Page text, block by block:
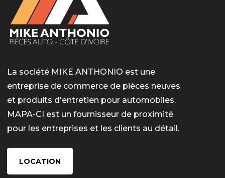
La société MIKE ANTHONIO est une
entreprise de commerce de pièces neuves
et produits d'entretien pour automobiles.
MAPA-CI est un fournisseur de proximité
pour les entreprises et les clients au détail.
LOCATION